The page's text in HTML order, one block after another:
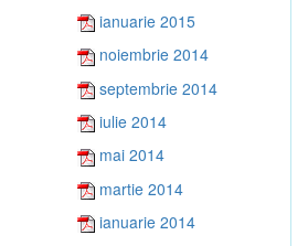
ianuarie 2015
noiembrie 2014
septembrie 2014
iulie 2014
mai 2014
martie 2014
ianuarie 2014